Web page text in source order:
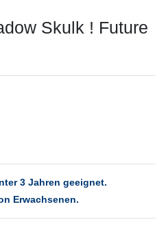
Skulk ! Future
3 Jahren geeignet.
Erwachsenen.